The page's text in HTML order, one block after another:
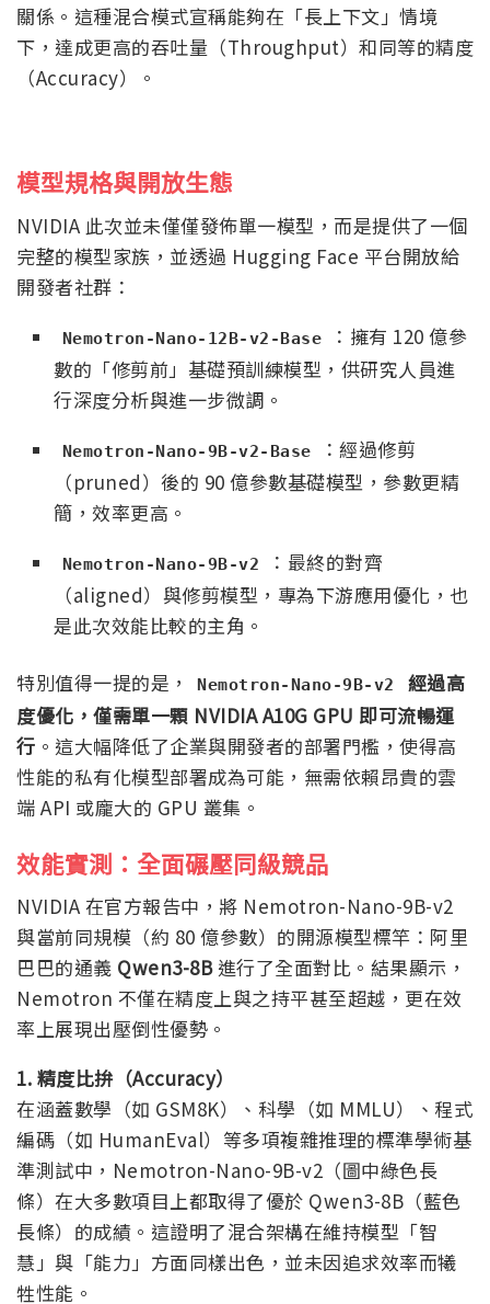
關係。這種混合模式宣稱能夠在「長上下文」情境
下，達成更高的吞吐量（Throughput）和同等的精度
（Accuracy）。
模型規格與開放生態
NVIDIA 此次並未僅僅發佈單一模型，而是提供了一個
完整的模型家族，並透過 Hugging Face 平台開放給
開發者社群：
Nemotron-Nano-12B-v2-Base
：擁有 120 億參
數的「修剪前」基礎預訓練模型，供研究人員進
行深度分析與進一步微調。
Nemotron-Nano-9B-v2-Base
：經過修剪
（pruned）後的 90 億參數基礎模型，參數更精
簡，效率更高。
Nemotron-Nano-9B-v2
：最終的對齊
（aligned）與修剪模型，專為下游應用優化，也
是此次效能比較的主角。
特別值得一提的是， Nemotron-Nano-9B-v2
經過高
度優化，僅需單一顆 NVIDIA A10G GPU 即可流暢運
行 。這大幅降低了企業與開發者的部署門檻，使得高
性能的私有化模型部署成為可能，無需依賴昂貴的雲
端 API 或龐大的 GPU 叢集。
效能實測：全面碾壓同級競品
NVIDIA 在官方報告中，將 Nemotron-Nano-9B-v2
與當前同規模（約 80 億參數）的開源模型標竿：阿里
巴巴的通義 Qwen3-8B進行了全面對比。結果顯示，
Nemotron 不僅在精度上與之持平甚至超越，更在效
率上展現出壓倒性優勢。
1. 精度比拚（Accuracy）
在涵蓋數學（如 GSM8K）、科學（如 MMLU）、程式
編碼（如 HumanEval）等多項複雜推理的標準學術基
準測試中，Nemotron-Nano-9B-v2（圖中綠色長
條）在大多數項目上都取得了優於 Qwen3-8B（藍色
長條）的成績。這證明了混合架構在維持模型「智
慧」與「能力」方面同樣出色，並未因追求效率而犧
牲性能。